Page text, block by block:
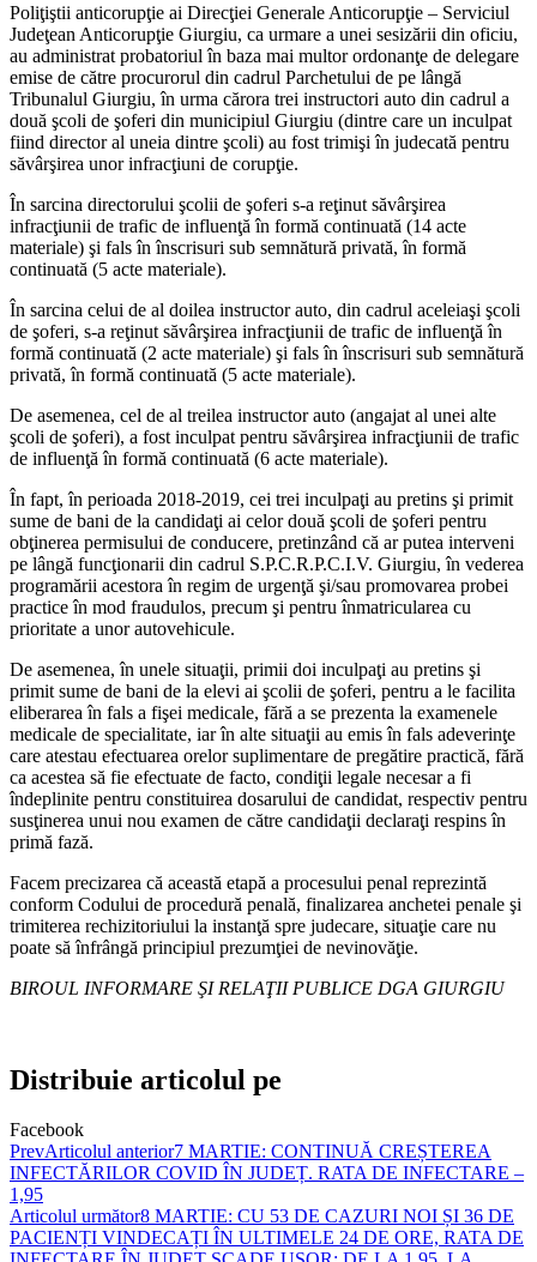
Poliţiştii anticorupţie ai Direcţiei Generale Anticorupţie – Serviciul
Judeţean Anticorupţie Giurgiu, ca urmare a unei sesizării din oficiu,
au administrat probatoriul în baza mai multor ordonanţe de delegare
emise de către procurorul din cadrul Parchetului de pe lângă
Tribunalul Giurgiu, în urma cărora trei instructori auto din cadrul a
două şcoli de şoferi din municipiul Giurgiu (dintre care un inculpat
fiind director al uneia dintre şcoli) au fost trimişi în judecată pentru
săvârşirea unor infracţiuni de corupţie.
În sarcina directorului şcolii de şoferi s-a reţinut săvârşirea
infracţiunii de trafic de influenţă în formă continuată (14 acte
materiale) şi fals în înscrisuri sub semnătură privată, în formă
continuată (5 acte materiale).
În sarcina celui de al doilea instructor auto, din cadrul aceleiaşi şcoli
de şoferi, s-a reţinut săvârşirea infracţiunii de trafic de influenţă în
formă continuată (2 acte materiale) şi fals în înscrisuri sub semnătură
privată, în formă continuată (5 acte materiale).
De asemenea, cel de al treilea instructor auto (angajat al unei alte
şcoli de şoferi), a fost inculpat pentru săvârşirea infracţiunii de trafic
de influenţă în formă continuată (6 acte materiale).
În fapt, în perioada 2018-2019, cei trei inculpaţi au pretins şi primit
sume de bani de la candidaţi ai celor două şcoli de şoferi pentru
obţinerea permisului de conducere, pretinzând că ar putea interveni
pe lângă funcţionarii din cadrul S.P.C.R.P.C.I.V. Giurgiu, în vederea
programării acestora în regim de urgenţă şi/sau promovarea probei
practice în mod fraudulos, precum şi pentru înmatricularea cu
prioritate a unor autovehicule.
De asemenea, în unele situaţii, primii doi inculpaţi au pretins şi
primit sume de bani de la elevi ai şcolii de şoferi, pentru a le facilita
eliberarea în fals a fişei medicale, fără a se prezenta la examenele
medicale de specialitate, iar în alte situaţii au emis în fals adeverinţe
care atestau efectuarea orelor suplimentare de pregătire practică, fără
ca acestea să fie efectuate de facto, condiţii legale necesar a fi
îndeplinite pentru constituirea dosarului de candidat, respectiv pentru
susţinerea unui nou examen de către candidaţii declaraţi respins în
primă fază.
Facem precizarea că această etapă a procesului penal reprezintă
conform Codului de procedură penală, finalizarea anchetei penale şi
trimiterea rechizitoriului la instanţă spre judecare, situaţie care nu
poate să înfrângă principiul prezumţiei de nevinovăţie.
BIROUL INFORMARE ŞI RELAŢII PUBLICE DGA GIURGIU
Distribuie articolul pe
Facebook
PrevArticolul anterior7 MARTIE: CONTINUĂ CREȘTEREA
INFECTĂRILOR COVID ÎN JUDEȚ. RATA DE INFECTARE –
1,95
Articolul următor8 MARTIE: CU 53 DE CAZURI NOI ȘI 36 DE
PACIENȚI VINDECAȚI ÎN ULTIMELE 24 DE ORE, RATA DE